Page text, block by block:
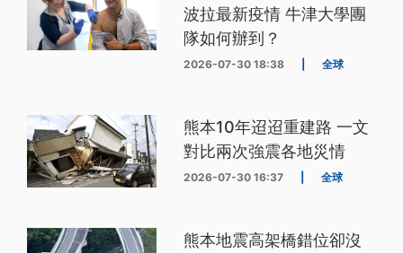
波拉最新疫情 牛津大學團
隊如何辦到？
2026-07-30 18:38 全球
熊本10年迢迢重建路 一文
對比兩次強震各地災情
2026-07-30 16:37 全球
熊本地震高架橋錯位卻沒